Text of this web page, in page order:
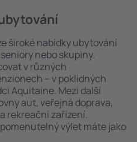
široké nabídky ubytování
nebo skupiny.
v různých
– v poklidných
Aquitaine. Mezi další
aut, veřejná doprava,
rekreační zařízení.
výlet máte jako